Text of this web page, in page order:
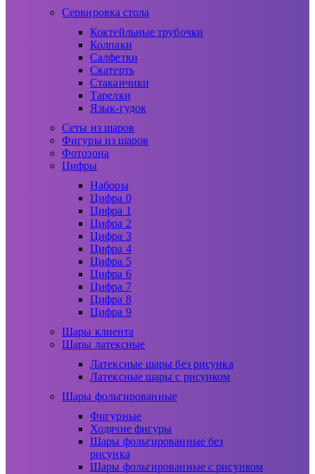
Сервировка стола
Коктейльные трубочки
Колпаки
Салфетки
Скатерть
Стаканчики
Тарелки
Язык-гудок
Сеты из шаров
Фигуры из шаров
Фотозона
Цифры
Наборы
Цифра 0
Цифра 1
Цифра 2
Цифра 3
Цифра 4
Цифра 5
Цифра 6
Цифра 7
Цифра 8
Цифра 9
Шары клиента
Шары латексные
Латексные шары без рисунка
Латексные шары с рисунком
Шары фольгированные
Фигурные
Ходячие фигуры
Шары фольгированные без
рисунка
Шары фольгированные с рисунком